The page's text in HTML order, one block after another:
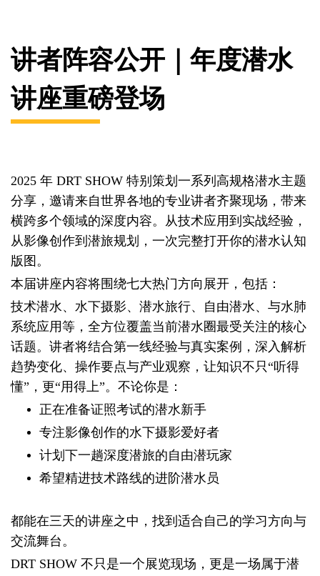
讲者阵容公开｜年度潜水
讲座重磅登场
2025 年 DRT SHOW 特别策划一系列高规格潜水主题
分享，邀请来自世界各地的专业讲者齐聚现场，带来
横跨多个领域的深度内容。从技术应用到实战经验，
从影像创作到潜旅规划，一次完整打开你的潜水认知
版图。
本届讲座内容将围绕七大热门方向展开，包括：
技术潜水、水下摄影、潜水旅行、自由潜水、与水肺
系统应用等，全方位覆盖当前潜水圈最受关注的核心
话题。讲者将结合第一线经验与真实案例，深入解析
趋势变化、操作要点与产业观察，让知识不只“听得
懂”，更“用得上”。不论你是：
正在准备证照考试的潜水新手
专注影像创作的水下摄影爱好者
计划下一趟深度潜旅的自由潜玩家
希望精进技术路线的进阶潜水员
都能在三天的讲座之中，找到适合自己的学习方向与
交流舞台。
DRT SHOW 不只是一个展览现场，更是一场属于潜